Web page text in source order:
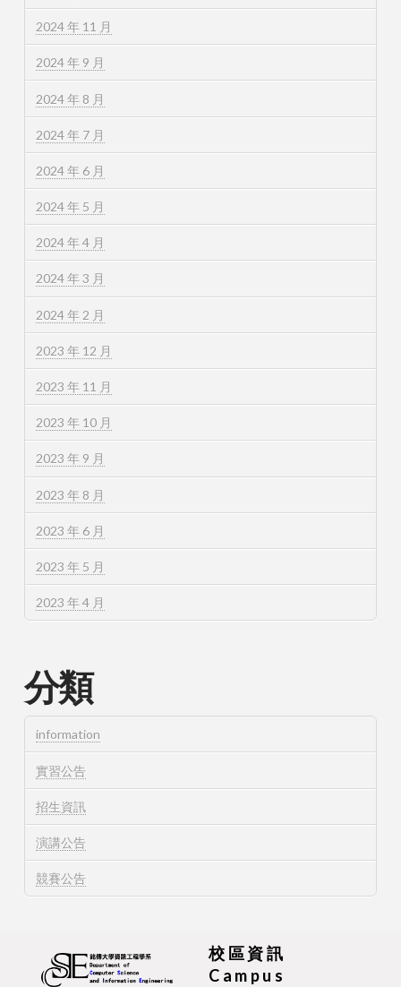
2024 年 11 月
2024 年 9 月
2024 年 8 月
2024 年 7 月
2024 年 6 月
2024 年 5 月
2024 年 4 月
2024 年 3 月
2024 年 2 月
2023 年 12 月
2023 年 11 月
2023 年 10 月
2023 年 9 月
2023 年 8 月
2023 年 6 月
2023 年 5 月
2023 年 4 月
分類
information
實習公告
招生資訊
演講公告
競賽公告
校區資訊
Campus